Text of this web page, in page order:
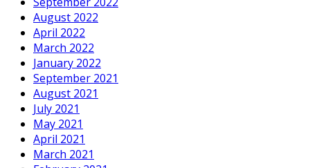
August 2022
April 2022
March 2022
January 2022
September 2021
August 2021
July 2021
May 2021
April 2021
March 2021